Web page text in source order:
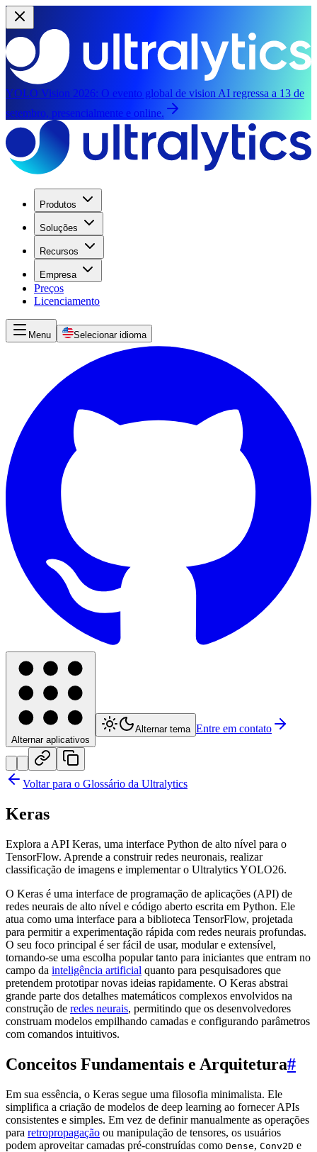
YOLO Vision 2026: O evento global de vision AI regressa a 13 de
setembro, presencialmente e online.
Produtos
Soluções
Recursos
Empresa
Preços
Licenciamento
Menu Selecionar idioma
Alternar aplicativos
Alternar tema Entre em contato
Voltar para o Glossário da Ultralytics
Keras
Explora a API Keras, uma interface Python de alto nível para o
TensorFlow. Aprende a construir redes neuronais, realizar
classificação de imagens e implementar o Ultralytics YOLO26.
O Keras é uma interface de programação de aplicações (API) de
redes neurais de alto nível e código aberto escrita em Python. Ele
atua como uma interface para a biblioteca TensorFlow, projetada
para permitir a experimentação rápida com redes neurais profundas.
O seu foco principal é ser fácil de usar, modular e extensível,
tornando-se uma escolha popular tanto para iniciantes que entram no
campo da inteligência artificial quanto para pesquisadores que
pretendem prototipar novas ideias rapidamente. O Keras abstrai
grande parte dos detalhes matemáticos complexos envolvidos na
construção de redes neurais, permitindo que os desenvolvedores
construam modelos empilhando camadas e configurando parâmetros
com comandos intuitivos.
Conceitos Fundamentais e Arquitetura#
Em sua essência, o Keras segue uma filosofia minimalista. Ele
simplifica a criação de modelos de deep learning ao fornecer APIs
consistentes e simples. Em vez de definir manualmente as operações
para retropropagação ou manipulação de tensores, os usuários
podem aproveitar camadas pré-construídas como Dense, Conv2D e